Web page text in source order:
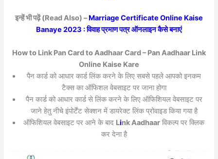
इन्हें भी पढ़ें (Read Also) –Marriage Certificate Online Kaise
Banaye 2023 : विवाह प्रमाण पत्र ऑनलाइन कैसे बनाएं
How to Link Pan Card to Aadhaar Card – Pan Aadhaar Link
Online Kaise Kare
पैन कार्ड को आधार कार्ड लिंक करने के लिए सबसे पहले आपको इनकम
टैक्स का ऑफिशल वेबसाइट पर जाना होगा
पैन कार्ड को आधार कार्ड से लिंक करने के लिए ऑफिशियल वेबसाइट पर
जाने हेतु नीचे इंपोर्टेंट सेक्शन में डायरेक्ट लिंक प्रोवाइड किया गया है
ऑफिशियल वेबसाइट पर आने के बाद Link Aadhaar विकल्प पर क्लिक
कर देना है